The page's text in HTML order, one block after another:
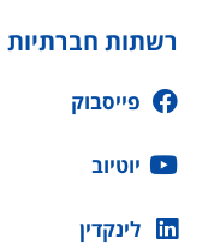
רשתות חברתיות
פייסבוק
יוטיוב
לינקדין